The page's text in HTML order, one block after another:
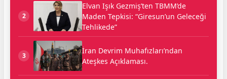
2
Elvan Işık Gezmiş’ten TBMM’de
Maden Tepkisi: “Giresun’un Geleceği
Tehlikede”
3
İran Devrim Muhafızları’ndan
Ateşkes Açıklaması.